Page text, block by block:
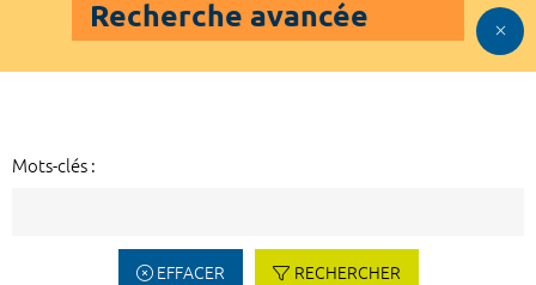
Recherche avancée
Mots-clés :
EFFACER RECHERCHER